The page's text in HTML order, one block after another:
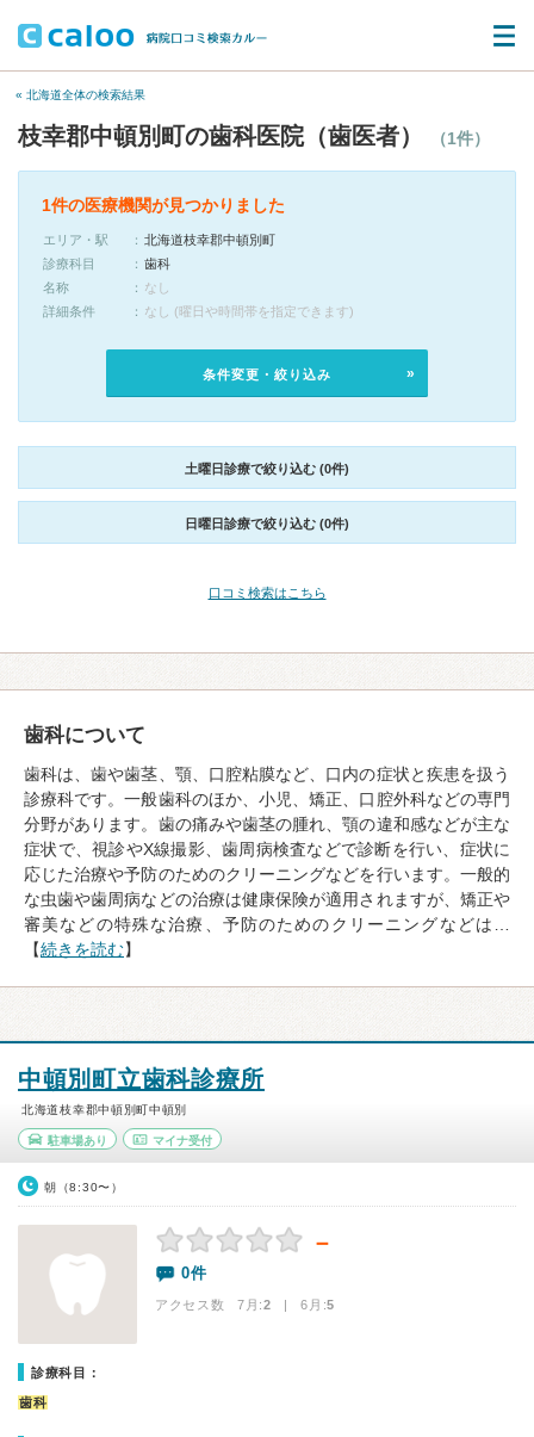
« 北海道全体の検索結果
枝幸郡中頓別町の歯科医院（歯医者） （1件）
1件の医療機関が見つかりました
エリア・駅
北海道枝幸郡中頓別町
診療科目
歯科
名称
なし
詳細条件
なし (曜日や時間帯を指定できます)
条件変更・絞り込み
土曜日診療で絞り込む (0件)
日曜日診療で絞り込む (0件)
口コミ検索はこちら
歯科について
歯科は、歯や歯茎、顎、口腔粘膜など、口内の症状と疾患を扱う
診療科です。一般歯科のほか、小児、矯正、口腔外科などの専門
分野があります。歯の痛みや歯茎の腫れ、顎の違和感などが主な
症状で、視診やX線撮影、歯周病検査などで診断を行い、症状に
応じた治療や予防のためのクリーニングなどを行います。一般的
な虫歯や歯周病などの治療は健康保険が適用されますが、矯正や
審美などの特殊な治療、予防のためのクリーニングなどは…
【続きを読む】
中頓別町立歯科診療所
北海道枝幸郡中頓別町中頓別
駐車場あり マイナ受付
朝（8:30〜）
－
0件
アクセス数 7月:2 | 6月:5
診療科目：
歯科